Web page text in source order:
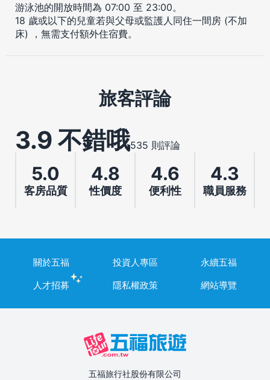
游泳池的開放時間為 07:00 至 23:00。
18 歲或以下的兒童若與父母或監護人同住一間房 (不加
床) ，無需支付額外住宿費。
旅客評論
3.9 不錯哦535 則評論
5.0
客房品質
4.8
性價度
4.6
便利性
4.3
職員服務
關於五福 投資人專區
永續五福
人才招募
隱私權政策 網站導覽
五福旅行社股份有限公司